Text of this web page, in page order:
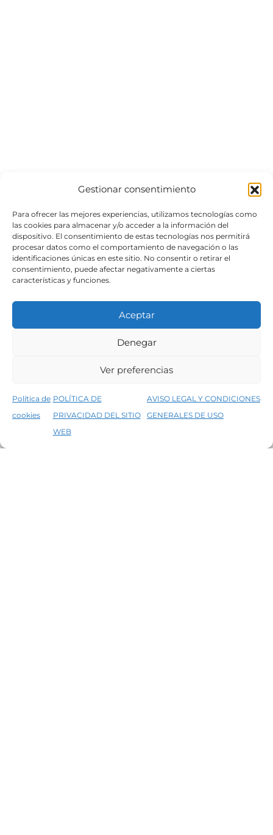
Gestionar consentimiento
Para ofrecer las mejores experiencias, utilizamos tecnologías como
las cookies para almacenar y/o acceder a la información del
dispositivo. El consentimiento de estas tecnologías nos permitirá
procesar datos como el comportamiento de navegación o las
identificaciones únicas en este sitio. No consentir o retirar el
consentimiento, puede afectar negativamente a ciertas
características y funciones.
Aceptar
Denegar
Ver preferencias
Política de
cookies
POLÍTICA DE
PRIVACIDAD DEL SITIO
WEB
AVISO LEGAL Y CONDICIONES
GENERALES DE USO
5% de descuento en tu primera compra, utiliza el código PRIMERACOMPRA
MENÚ
NOVEDADES
OUTLET